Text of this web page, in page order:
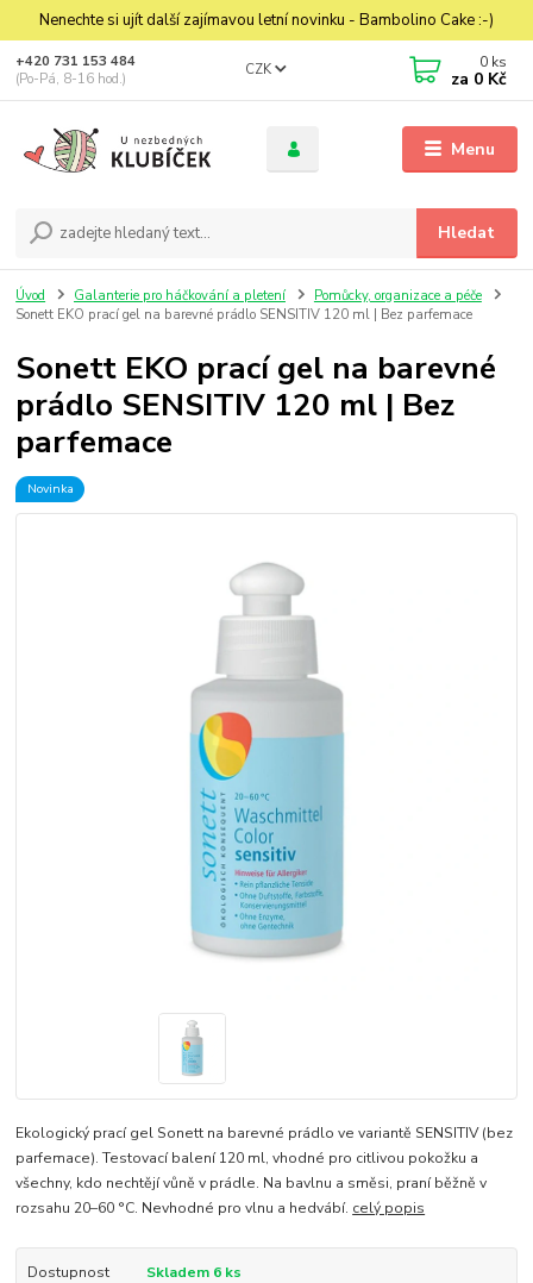
Nenechte si ujít další zajímavou letní novinku - Bambolino Cake :-)
Menu
CZK
Hledat
+420 731 153 484
(Po-Pá, 8-16 hod.)
0 ks
za 0 Kč
Úvod Galanterie pro háčkování a pletení
Pomůcky, organizace a péče
Sonett EKO prací gel na barevné prádlo SENSITIV 120 ml | Bez parfemace
Sonett EKO prací gel na barevné
prádlo SENSITIV 120 ml | Bez
parfemace
Novinka
Ekologický prací gel Sonett na barevné prádlo ve variantě SENSITIV (bez
parfemace). Testovací balení 120 ml, vhodné pro citlivou pokožku a
všechny, kdo nechtějí vůně v prádle. Na bavlnu a směsi, praní běžně v
rozsahu 20–60 °C. Nevhodné pro vlnu a hedvábí. celý popis
Dostupnost Skladem 6 ks